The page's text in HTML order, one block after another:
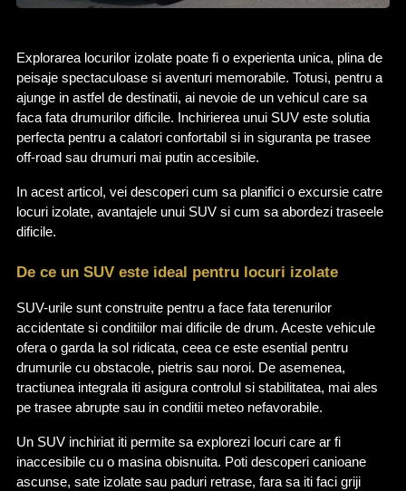
Explorarea locurilor izolate poate fi o experienta unica, plina de
peisaje spectaculoase si aventuri memorabile. Totusi, pentru a
ajunge in astfel de destinatii, ai nevoie de un vehicul care sa
faca fata drumurilor dificile. Inchirierea unui SUV este solutia
perfecta pentru a calatori confortabil si in siguranta pe trasee
off-road sau drumuri mai putin accesibile.
In acest articol, vei descoperi cum sa planifici o excursie catre
locuri izolate, avantajele unui SUV si cum sa abordezi traseele
dificile.
De ce un SUV este ideal pentru locuri izolate
SUV-urile sunt construite pentru a face fata terenurilor
accidentate si conditiilor mai dificile de drum. Aceste vehicule
ofera o garda la sol ridicata, ceea ce este esential pentru
drumurile cu obstacole, pietris sau noroi. De asemenea,
tractiunea integrala iti asigura controlul si stabilitatea, mai ales
pe trasee abrupte sau in conditii meteo nefavorabile.
Un SUV inchiriat iti permite sa explorezi locuri care ar fi
inaccesibile cu o masina obisnuita. Poti descoperi canioane
ascunse, sate izolate sau paduri retrase, fara sa iti faci griji